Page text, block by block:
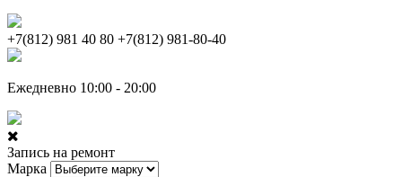
+7(812) 981 40 80 +7(812) 981-80-40
Ежедневно 10:00 - 20:00
Запись на ремонт
Марка